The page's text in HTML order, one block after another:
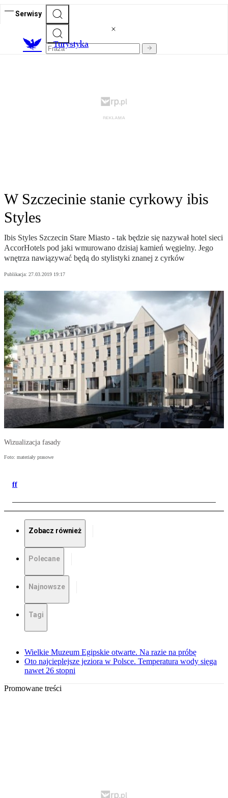
Serwisy
Turystyka
W Szczecinie stanie cyrkowy ibis
Styles
Ibis Styles Szczecin Stare Miasto - tak będzie się nazywał hotel sieci
AccorHotels pod jaki wmurowano dzisiaj kamień węgielny. Jego
wnętrza nawiązywać będą do stylistyki znanej z cyrków
Publikacja: 27.03.2019 19:17
Wizualizacja fasady
Foto: materiały prasowe
ff
Zobacz również
Polecane
Najnowsze
Tagi
Wielkie Muzeum Egipskie otwarte. Na razie na próbę
Oto najcieplejsze jeziora w Polsce. Temperatura wody sięga
nawet 26 stopni
Promowane treści